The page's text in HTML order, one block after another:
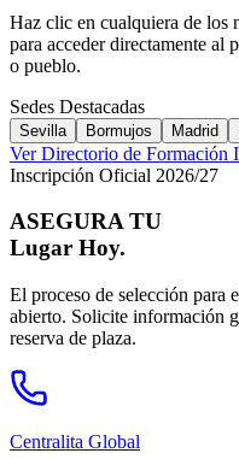
Haz clic en cualquiera de los
para acceder directamente al
o pueblo.
Sedes Destacadas
Sevilla Bormujos Madrid
Ver Directorio de Formación
Inscripción Oficial 2026/27
ASEGURA TU
Lugar Hoy.
El proceso de selección para
abierto. Solicite información
reserva de plaza.
Centralita Global